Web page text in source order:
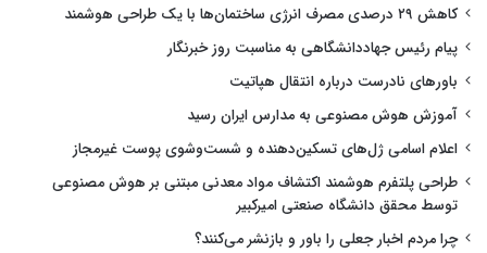
کاهش ۲۹ درصدی مصرف انرژی ساختمان‌ها با یک طراحی هوشمند
پیام رئیس جهاددانشگاهی به مناسبت روز خبرنگار
باورهای نادرست درباره انتقال هپاتیت
آموزش هوش مصنوعی به مدارس ایران رسید
اعلام اسامی ژل‌های تسکین‌دهنده و شست‌وشوی پوست غیرمجاز
طراحی پلتفرم هوشمند اکتشاف مواد معدنی مبتنی بر هوش مصنوعی
توسط محقق دانشگاه صنعتی امیرکبیر
چرا مردم اخبار جعلی را باور و بازنشر می‌کنند؟